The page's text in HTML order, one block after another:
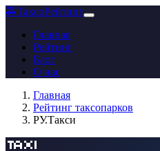
🚕ТаксоРейтинг
Главная
Рейтинг
Блог
О нас
Главная
Рейтинг таксопарков
РУ.Такси